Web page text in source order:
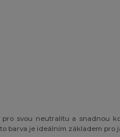
svou neutralitu a snadnou
barva je ideálním základem